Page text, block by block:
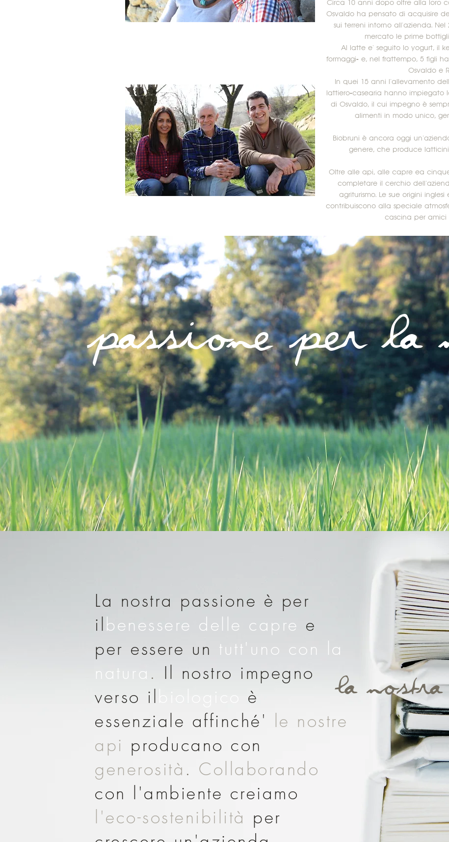
Circa 10 anni dopo oltre alla loro
Osvaldo ha pensato di acquisire
sui terreni intorno all'azienda. Nel
mercato le prime
Al latte e' seguito lo yogurt, il
formaggi- e, nel frattempo, 5 figli
Osvaldo e
In quei 15 anni l'allevamento
lattiero-casearia hanno impiegato
di Osvaldo, il cui impegno è
alimenti in modo unico,
Biobruni è ancora oggi
genere, che produce
Oltre alle api, alle capre ea
completare il cerchio
agriturismo. Le sue origini
contribuiscono alla speciale
cascina per amici
passione per la
La
La nostra passione è per
ilbenessere delle capre e
per essere un tutt'uno con la
natura . Il nostro impegno
verso il
è
essenziale affinché' le nostre
api producano con
generosità . Collaborando
con l'ambiente creiamo
l'eco-sostenibilità per